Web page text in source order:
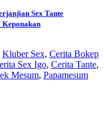
Sex Tante
Keponakan
Kluber Sex, Cerita Bokep
Sex Igo, Cerita Tante,
Mesum, Papamesum